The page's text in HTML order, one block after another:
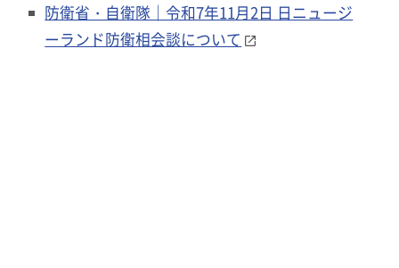
防衛省・自衛隊｜令和7年11月2日 日ニュージ
ーランド防衛相会談について